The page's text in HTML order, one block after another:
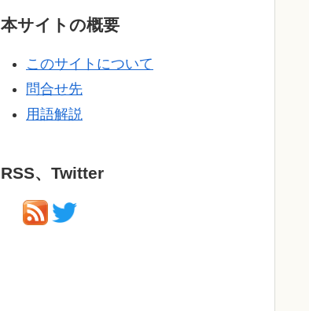
本サイトの概要
このサイトについて
問合せ先
用語解説
RSS、Twitter